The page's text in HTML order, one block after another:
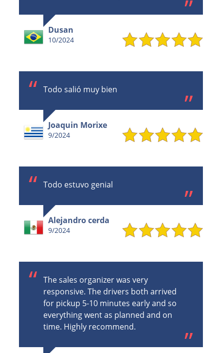
Dusan
10/2024
Todo salió muy bien
Joaquin Morixe
9/2024
Todo estuvo genial
Alejandro cerda
9/2024
The sales organizer was very
responsive. The drivers both arrived
for pickup 5-10 minutes early and so
everything went as planned and on
time. Highly recommend.